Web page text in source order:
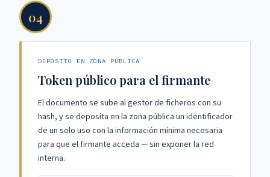
04
DEPÓSITO EN ZONA PÚBLICA
Token público para el firmante
El documento se sube al gestor de ficheros con su
hash, y se deposita en la zona pública un identificador
de un solo uso con la información mínima necesaria
para que el firmante acceda — sin exponer la red
interna.